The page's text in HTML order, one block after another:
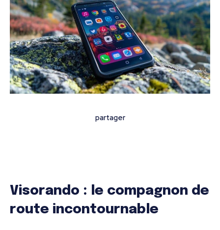
partager
Visorando : le compagnon de
route incontournable